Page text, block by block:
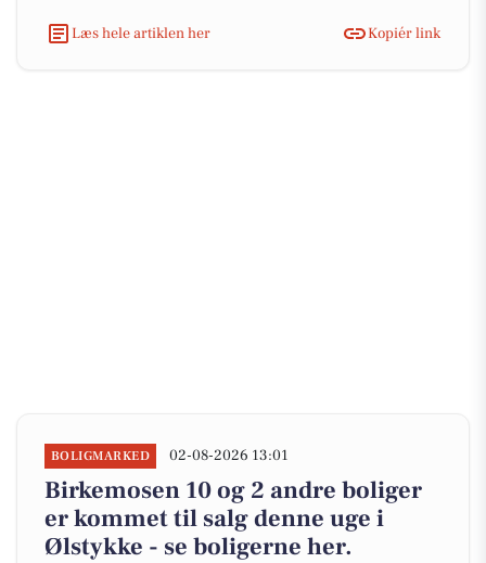
Læs hele artiklen her Kopiér link
BOLIGMARKED 02-08-2026 13:01
Birkemosen 10 og 2 andre boliger
er kommet til salg denne uge i
Ølstykke - se boligerne her.